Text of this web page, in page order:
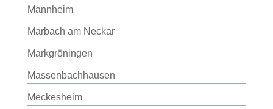
Mannheim
Marbach am Neckar
Markgröningen
Massenbachhausen
Meckesheim